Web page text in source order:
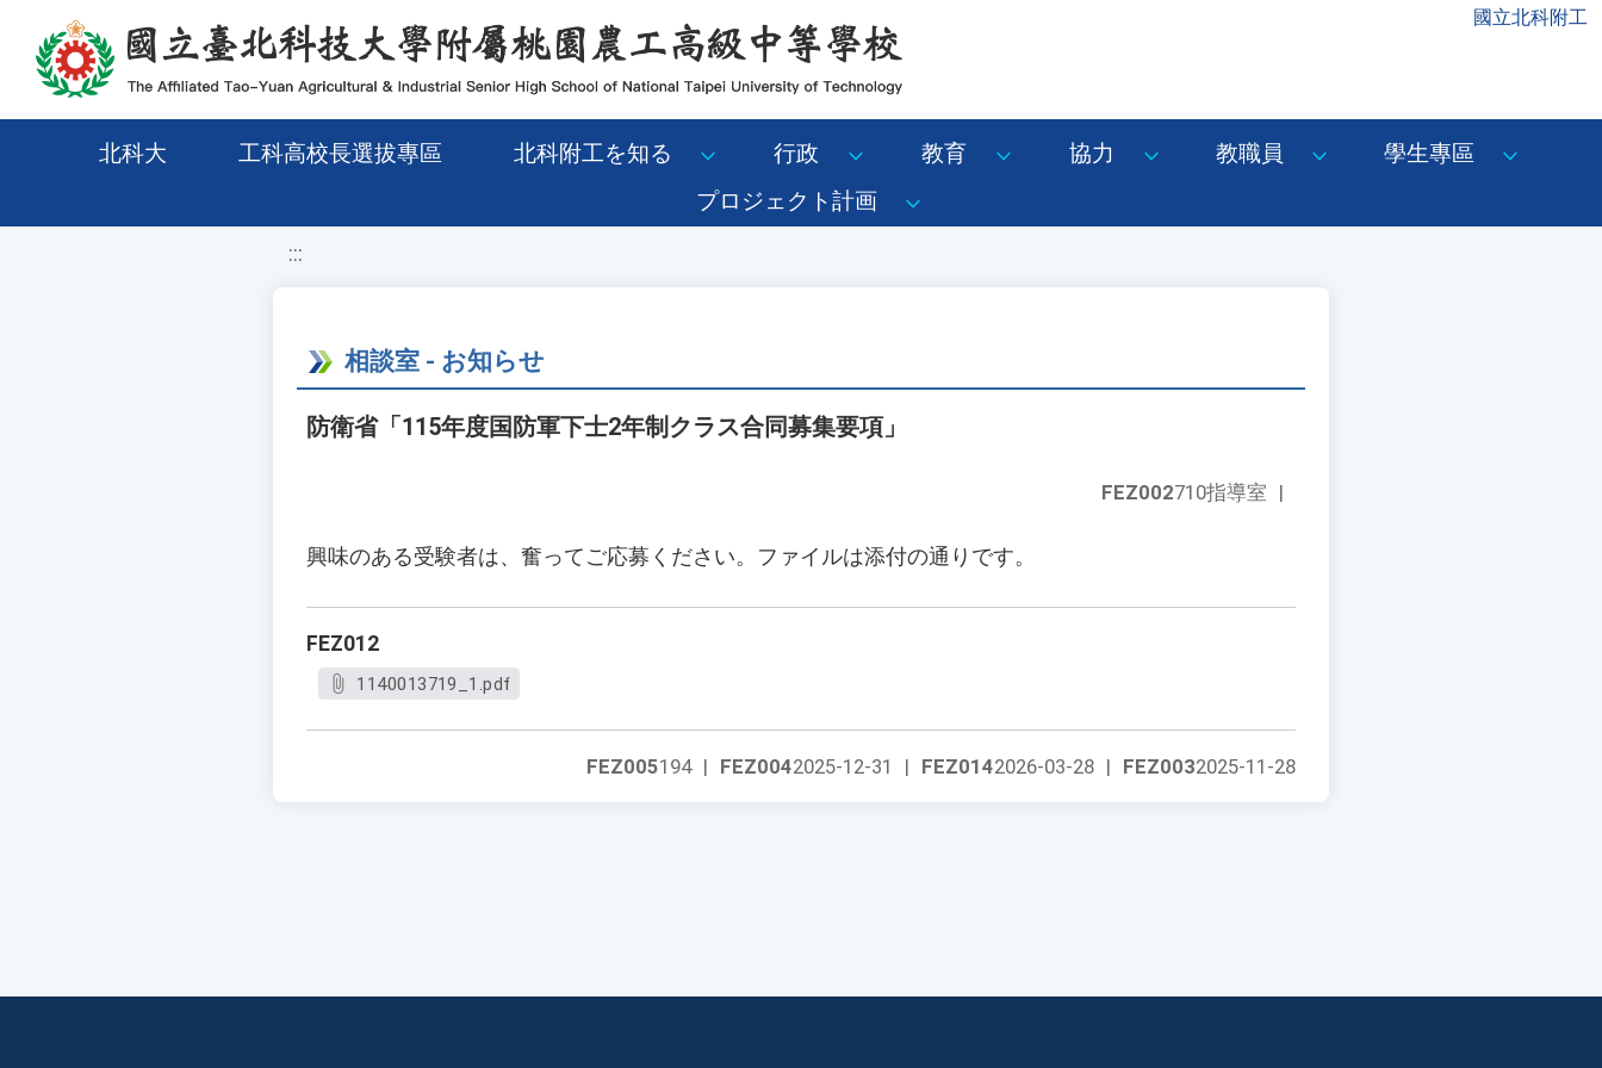
移至網頁之主要內容區位置 國立北科附工
北科大 工科高校長選拔專區 北科附工を知る 行政 教育 協力 教職員
學生專區
プロジェクト計画
:::
相談室 - お知らせ
防衛省「115年度国防軍下士2年制クラス合同募集要項」
FEZ002710指導室 |
興味のある受験者は、奮ってご応募ください。ファイルは添付の通りです。
FEZ012
1140013719_1.pdf
FEZ0032025-11-28
FEZ0142026-03-28 |
FEZ0042025-12-31 |
FEZ005194 |